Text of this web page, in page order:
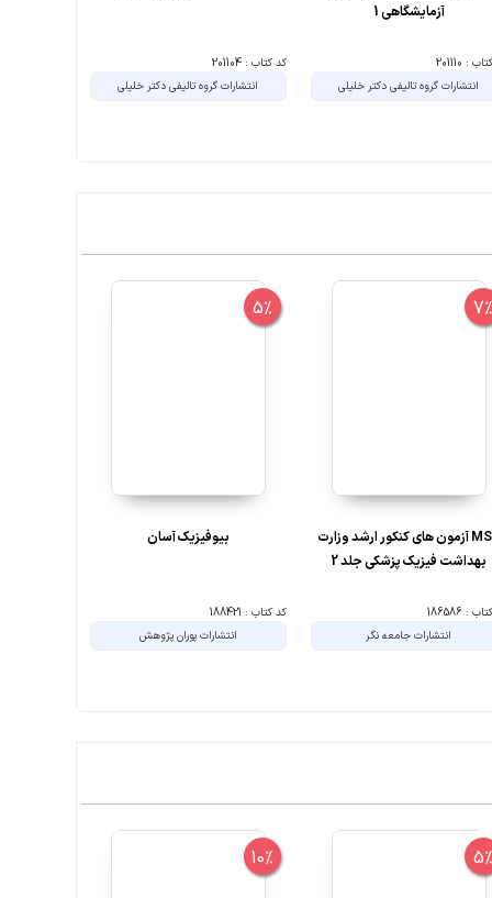
آزمایشگاهی 1
: 201110
انتشارات گروه تالیفی دکتر خلیلی
کد کتاب : 201104
انتشارات گروه تالیفی دکتر خلیلی
7%
MSE آزمون های کنکور ارشد وزارت
بهداشت فیزیک پزشکی جلد 2
: 186586
انتشارات جامعه نگر
5%
بیوفیزیک آسان
کد کتاب : 188421
انتشارات پوران پژوهش
5%
10%